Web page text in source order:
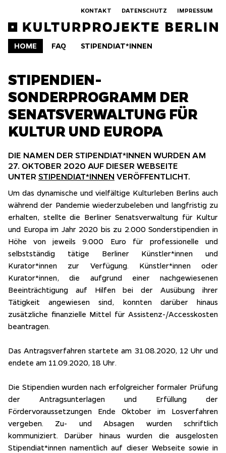
springen.
KONTAKT DATENSCHUTZ IMPRESSUM
HOME
Home. Ausgewählt.
FAQ
Wechsel zu FAQ.
STIPENDIAT*INNEN
STIPENDIEN-
SONDERPROGRAMM DER
SENATSVERWALTUNG FÜR
KULTUR UND EUROPA
DIE NAMEN DER STIPENDIAT*INNEN WURDEN AM
27. OKTOBER 2020 AUF DIESER WEBSEITE
UNTER STIPENDIAT*INNEN VERÖFFENTLICHT.
Um das dynamische und vielfältige Kulturleben Berlins auch
während der Pandemie wiederzubeleben und langfristig zu
erhalten, stellte die Berliner Senatsverwaltung für Kultur
und Europa im Jahr 2020 bis zu 2.000 Sonderstipendien in
Höhe von jeweils 9.000 Euro für professionelle und
selbstständig tätige Berliner Künstler*innen und
Kurator*innen zur Verfügung. Künstler*innen oder
Kurator*innen, die aufgrund einer nachgewiesenen
Beeinträchtigung auf Hilfen bei der Ausübung ihrer
Tätigkeit angewiesen sind, konnten darüber hinaus
zusätzliche finanzielle Mittel für Assistenz-/Accesskosten
beantragen.
Das Antragsverfahren startete am 31.08.2020, 12 Uhr und
endete am 11.09.2020, 18 Uhr.
Die Stipendien wurden nach erfolgreicher formaler Prüfung
der Antragsunterlagen und Erfüllung der
Fördervoraussetzungen Ende Oktober im Losverfahren
vergeben. Zu- und Absagen wurden schriftlich
kommuniziert. Darüber hinaus wurden die ausgelosten
Stipendiat*innen namentlich auf dieser Webseite sowie in